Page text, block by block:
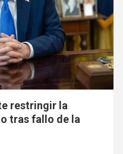
restringir la
tras fallo de la